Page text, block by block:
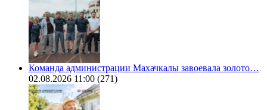
Команда администрации Махачкалы завоевала золото…
02.08.2026 11:00 (271)